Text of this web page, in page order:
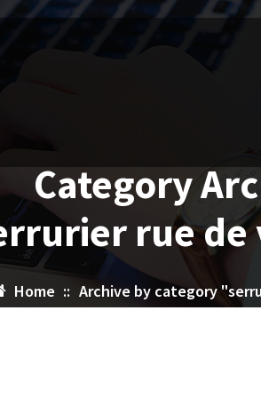
Category
rue de
Home :: Archive by category